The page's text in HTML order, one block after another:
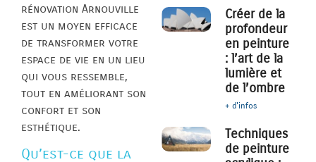
rénovation Arnouville
est un moyen efficace
de transformer votre
espace de vie en un lieu
qui vous ressemble,
tout en améliorant son
confort et son
esthétique.
Qu’est-ce que la
Créer de la
profondeur
en peinture
: l’art de la
lumière et
de l’ombre
+ d'infos
Techniques
de peinture